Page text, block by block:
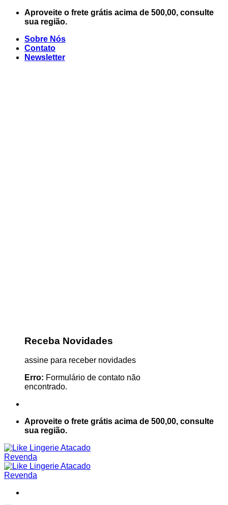
Skip
Aproveite o frete grátis acima de 500,00, consulte
sua região.
Sobre Nós
Contato
Newsletter
Receba Novidades
assine para receber novidades
Erro: Formulário de contato não
encontrado.
Aproveite o frete grátis acima de 500,00, consulte
sua região.